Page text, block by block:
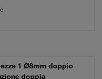
1 Ø8mm doppio
doppia